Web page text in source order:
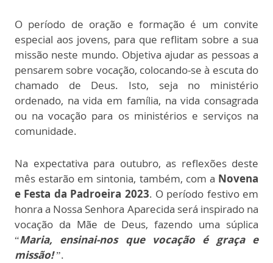
O período de oração e formação é um convite
especial aos jovens, para que reflitam sobre a sua
missão neste mundo. Objetiva ajudar as pessoas a
pensarem sobre vocação, colocando-se à escuta do
chamado de Deus. Isto, seja no ministério
ordenado, na vida em família, na vida consagrada
ou na vocação para os ministérios e serviços na
comunidade.
Na expectativa para outubro, as reflexões deste
mês estarão em sintonia, também, com a Novena
e Festa da Padroeira 2023. O período festivo em
honra a Nossa Senhora Aparecida será inspirado na
vocação da Mãe de Deus, fazendo uma súplica
“Maria, ensinai-nos que vocação é graça e
missão!”.